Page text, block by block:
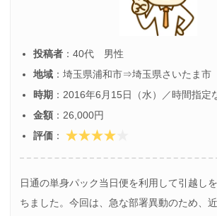
投稿者：40代 男性
地域：埼玉県浦和市⇒埼玉県さいたま市
時期 ：2016年6月15日（水）／時間指定
金額：26,000円
評価：
日通の単身パック当日便を利用して引越し
ちました。今回は、急な部署異動のため、